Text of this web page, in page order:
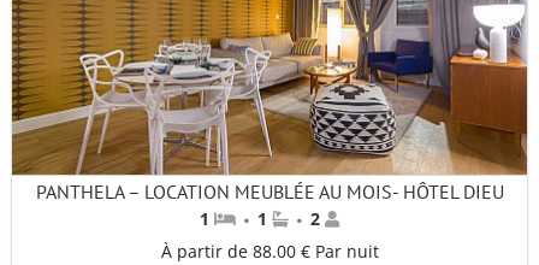
PANTHELA – LOCATION MEUBLÉE AU MOIS- HÔTEL DIEU
1 · 1 · 2
À partir de 88.00 € Par nuit